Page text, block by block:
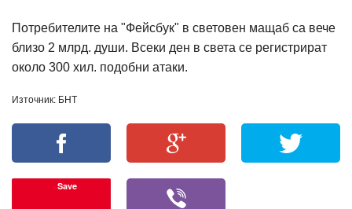
Потребителите на "Фейсбук" в световен мащаб са вече
близо 2 млрд. души. Всеки ден в света се регистрират
около 300 хил. подобни атаки.
Източник: БНТ
Save